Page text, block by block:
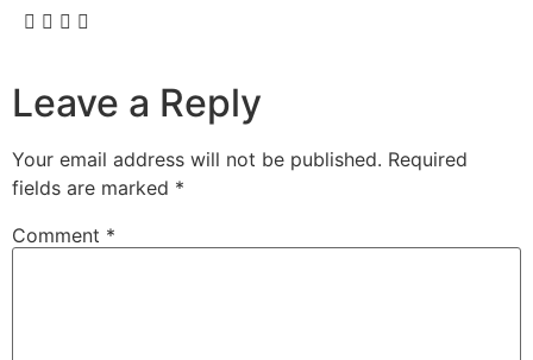
Leave a Reply
Your email address will not be published. Required
fields are marked *
Comment *